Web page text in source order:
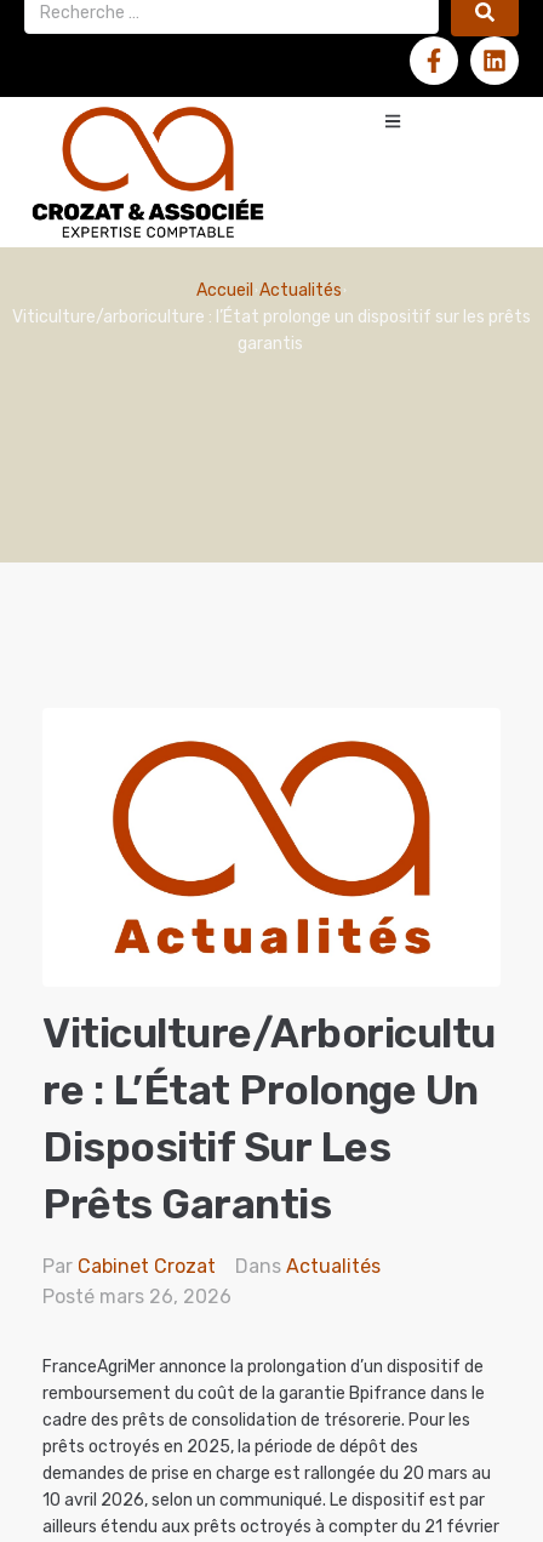
Accueil Actualités
Viticulture/arboriculture : l’État prolonge un dispositif sur les prêts
garantis
Viticulture/arboricultu
Re : L’État Prolonge Un
Dispositif Sur Les
Prêts Garantis
Par Cabinet Crozat Dans Actualités
Posté mars 26, 2026
FranceAgriMer annonce la prolongation d’un dispositif de
remboursement du coût de la garantie Bpifrance dans le
cadre des prêts de consolidation de trésorerie. Pour les
prêts octroyés en 2025, la période de dépôt des
demandes de prise en charge est rallongée du 20 mars au
10 avril 2026, selon un communiqué. Le dispositif est par
ailleurs étendu aux prêts octroyés à compter du 21 février